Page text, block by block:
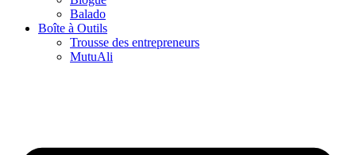
Balado
Boîte à Outils
Trousse des entrepreneurs
MutuAli